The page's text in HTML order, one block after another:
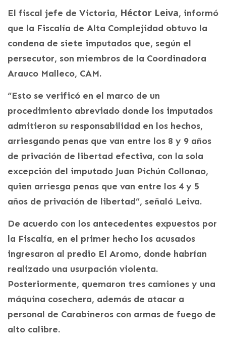
El fiscal jefe de Victoria, Héctor Leiva, informó
que la Fiscalía de Alta Complejidad obtuvo la
condena de siete imputados que, según el
persecutor, son miembros de la Coordinadora
Arauco Malleco, CAM.
“Esto se verificó en el marco de un
procedimiento abreviado donde los imputados
admitieron su responsabilidad en los hechos,
arriesgando penas que van entre los 8 y 9 años
de privación de libertad efectiva, con la sola
excepción del imputado Juan Pichún Collonao,
quien arriesga penas que van entre los 4 y 5
años de privación de libertad”, señaló Leiva.
De acuerdo con los antecedentes expuestos por
la Fiscalía, en el primer hecho los acusados
ingresaron al predio El Aromo, donde habrían
realizado una usurpación violenta.
Posteriormente, quemaron tres camiones y una
máquina cosechera, además de atacar a
personal de Carabineros con armas de fuego de
alto calibre.